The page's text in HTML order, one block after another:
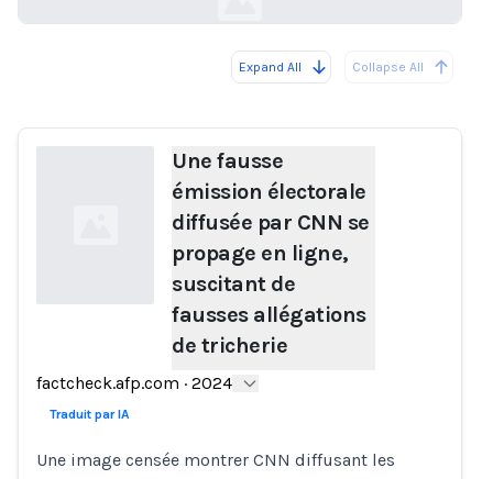
Expand All Collapse All
Une fausse
émission électorale
diffusée par CNN se
propage en ligne,
suscitant de
fausses allégations
de tricherie
factcheck.afp.com · 2024
Traduit par IA
Une image censée montrer CNN diffusant les